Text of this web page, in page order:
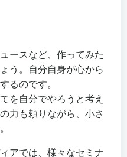
ースなど、作ってみた
う。自分自身が心から
るのです。
を自分でやろうと考え
力も頼りながら、小さ
アでは、様々なセミナ